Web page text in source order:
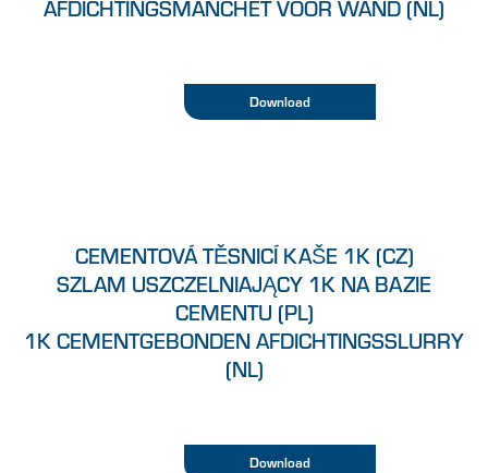
AFDICHTINGSMANCHET VOOR WAND (NL)
Download
CEMENTOVÁ TĚSNICÍ KAŠE 1K (CZ)
SZLAM USZCZELNIAJĄCY 1K NA BAZIE
CEMENTU (PL)
1K CEMENTGEBONDEN AFDICHTINGSSLURRY
(NL)
Download